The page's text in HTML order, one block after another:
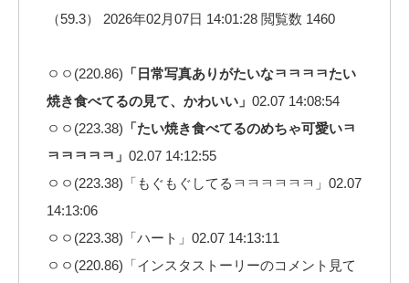
（59.3） 2026年02月07日 14:01:28 閲覧数 1460
ㅇㅇ(220.86) 「日常写真ありがたいなㅋㅋㅋㅋたい
焼き食べてるの見て、かわいい」 02.07 14:08:54
ㅇㅇ(223.38) 「たい焼き食べてるのめちゃ可愛いㅋ
ㅋㅋㅋㅋㅋ」 02.07 14:12:55
ㅇㅇ(223.38)「もぐもぐしてるㅋㅋㅋㅋㅋㅋ」02.07
14:13:06
ㅇㅇ(223.38)「ハート」02.07 14:13:11
ㅇㅇ(220.86)「インスタストーリーのコメント見て